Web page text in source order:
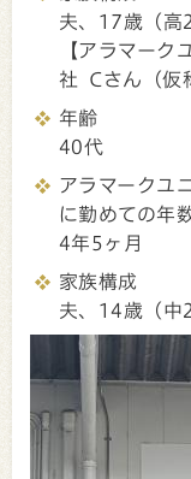
夫、17歳（高
【アラマーク
社 Cさん（仮
年齢
40代
アラマークユ
に勤めての年
4年5ヶ月
家族構成
夫、14歳（中